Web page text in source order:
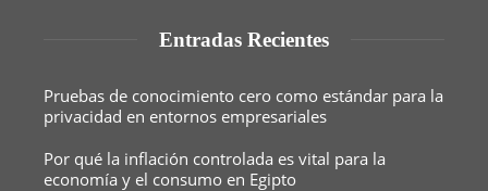
Entradas Recientes
Pruebas de conocimiento cero como estándar para la
privacidad en entornos empresariales
Por qué la inflación controlada es vital para la
economía y el consumo en Egipto